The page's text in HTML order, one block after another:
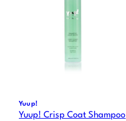
Yuup!
Yuup! Crisp Coat Shampoo